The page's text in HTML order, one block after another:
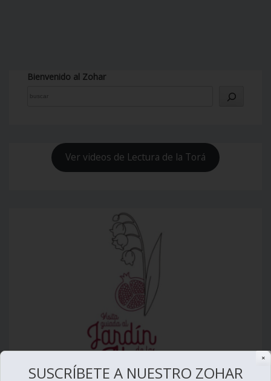
Bienvenido al Zohar
Ver videos de Lectura de la Torá
✕
SUSCRÍBETE A NUESTRO ZOHAR